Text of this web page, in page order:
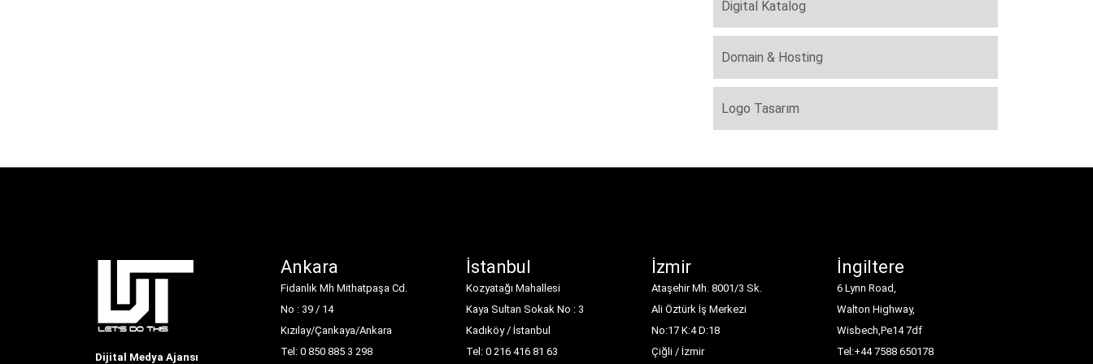
Digital Katalog
Domain & Hosting
Logo Tasarım
Dijital Medya Ajansı
Ankara
Fidanlık Mh Mithatpaşa Cd.
No : 39 / 14
Kızılay/Çankaya/Ankara
Tel: 0 850 885 3 298
İstanbul
Kozyatağı Mahallesi
Kaya Sultan Sokak No : 3
Kadıköy / İstanbul
Tel: 0 216 416 81 63
İzmir
Ataşehir Mh. 8001/3 Sk.
Ali Öztürk İş Merkezi
No:17 K:4 D:18
Çiğli / İzmir
İngiltere
6 Lynn Road,
Walton Highway,
Wisbech,Pe14 7df
Tel:+44 7588 650178